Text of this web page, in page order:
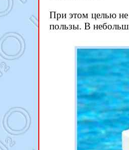
При этом целью
пользы. В